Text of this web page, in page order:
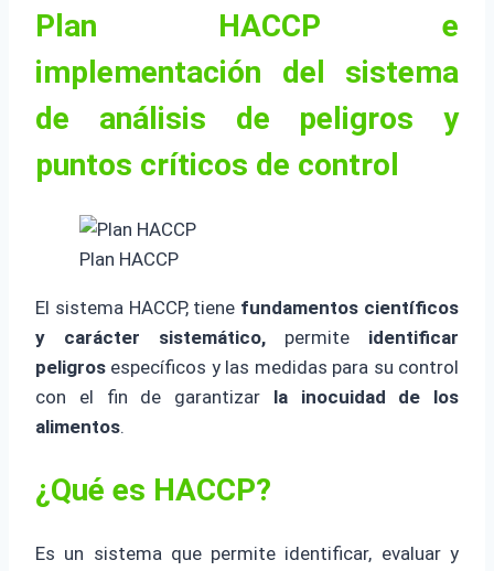
Plan HACCP e
implementación del sistema
de análisis de peligros y
puntos críticos de control
Plan HACCP
El sistema HACCP, tiene fundamentos científicos
y carácter sistemático, permite identificar
peligros específicos y las medidas para su control
con el fin de garantizar la inocuidad de los
alimentos.
¿Qué es HACCP?
Es un sistema que permite identificar, evaluar y